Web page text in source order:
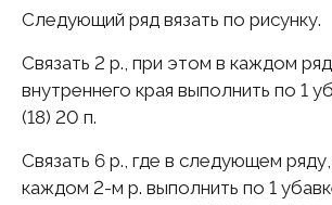
Следующий ряд вязать по рисунку.
Связать 2 p., при этом в каждом
внутреннего края выполнить по 1
(18) 20 п.
Связать 6 p., где в следующем
каждом 2-м р. выполнить по 1